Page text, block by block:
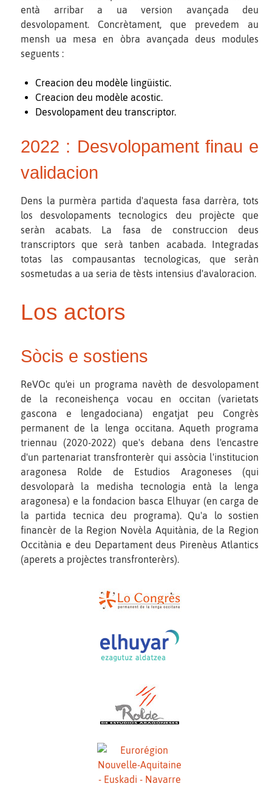
entà arribar a ua version avançada deu
desvolopament. Concrètament, que prevedem au
mensh ua mesa en òbra avançada deus modules
seguents :
Creacion deu modèle lingüistic.
Creacion deu modèle acostic.
Desvolopament deu transcriptor.
2022 : Desvolopament finau e
validacion
Dens la purmèra partida d'aquesta fasa darrèra, tots
los desvolopaments tecnologics deu projècte que
seràn acabats. La fasa de construccion deus
transcriptors que serà tanben acabada. Integradas
totas las compausantas tecnologicas, que seràn
sosmetudas a ua seria de tèsts intensius d'avaloracion.
Los actors
Sòcis e sostiens
ReVOc qu'ei un programa navèth de desvolopament
de la reconeishença vocau en occitan (varietats
gascona e lengadociana) engatjat peu Congrès
permanent de la lenga occitana. Aqueth programa
triennau (2020-2022) que's debana dens l'encastre
d'un partenariat transfronterèr qui assòcia l'institucion
aragonesa Rolde de Estudios Aragoneses (qui
desvoloparà la medisha tecnologia entà la lenga
aragonesa) e la fondacion basca Elhuyar (en carga de
la partida tecnica deu programa). Qu'a lo sostien
financèr de la Region Novèla Aquitània, de la Region
Occitània e deu Departament deus Pirenèus Atlantics
(aperets a projèctes transfronterèrs).